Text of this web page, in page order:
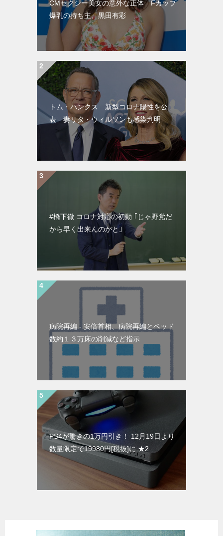
CMセクシー美女の意外な正体 Fカップ
爆乳の持ち主、黒田有彩
トム・ハンクス 新型コロナ陽性を公
表 妻リタ・ウィルソンも感染判明
#橋下徹 コロナ対応の初動 ｢じゃ野党だ
から早く出来んのかと｣
病院再編 - 安倍首相、病院再編とベッド
数約１３万床の削減など指示
PS4が驚きの1万円引き！ 12月19日より
数量限定で19980円[税抜]に ★2